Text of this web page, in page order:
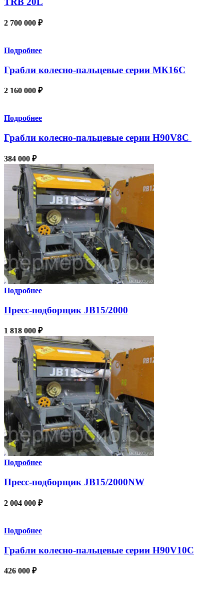
2 700 000 ₽
Подробнее
Грабли колесно-пальцевые серии МК16C
2 160 000 ₽
Подробнее
Грабли колесно-пальцевые серии H90V8С
384 000 ₽
Подробнее
Пресс-подборщик JB15/2000
1 818 000 ₽
Подробнее
Пресс-подборщик JB15/2000NW
2 004 000 ₽
Подробнее
Грабли колесно-пальцевые серии H90V10С
426 000 ₽